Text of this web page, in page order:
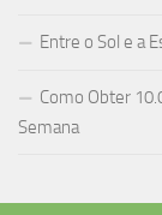
Entre o Sol e a
Como Obter
Semana